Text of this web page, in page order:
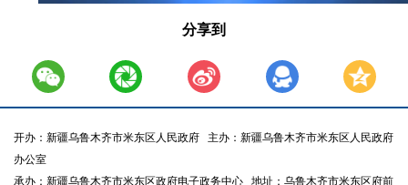
分享到
开办：新疆乌鲁木齐市米东区人民政府 主办：新疆乌鲁木齐市米东区人民政府
办公室
承办：新疆乌鲁木齐市米东区政府电子政务中心 地址：乌鲁木齐市米东区府前